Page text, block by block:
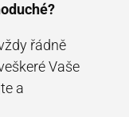
řádně
Vaše
a